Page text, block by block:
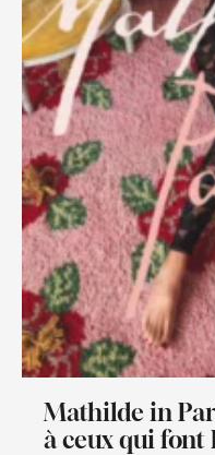
Mathilde in
à ceux qui font